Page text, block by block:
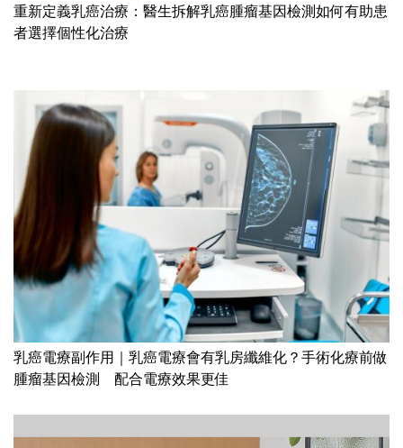
重新定義乳癌治療：醫生拆解乳癌腫瘤基因檢測如何有助患
者選擇個性化治療
乳癌電療副作用｜乳癌電療會有乳房纖維化？手術化療前做
腫瘤基因檢測 配合電療效果更佳